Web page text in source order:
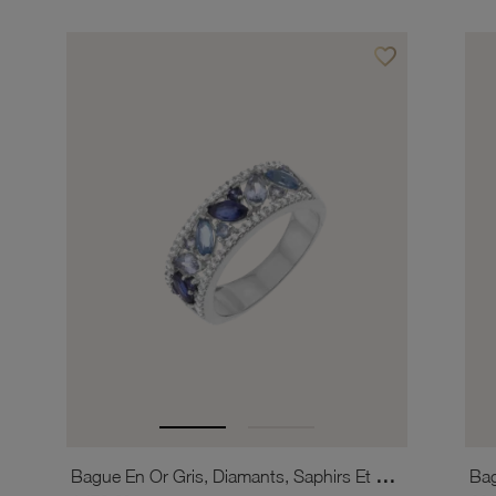
favorite_borderAjouter à vos
Bague En Or Gris, Diamants, Saphirs Et Aigues Marines